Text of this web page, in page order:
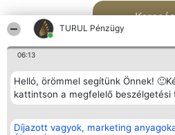
TURUL Pénzügy
06:13
Helló, örömmel segítünk Önnek!
kattintson a megfelelő beszélgetési
Díjazott vagyok, marketing
Keresés
Rangsorszervező
SC Beautiful Company S.R.L.
Nyertesek